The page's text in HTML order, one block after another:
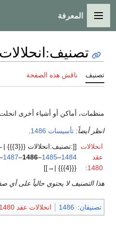
القائمة الرئيسية
المعرفة
تصنيف:انحلالات 1486
تصنيف ناقش هذه الصفحة
منظمات، أماكن أو أشياء أخرى
انظر أيضاً: تأسيسات 1486
انحلالات
عقد
1480
:
[[:تصنيف:انحلالات {{{3}}} |←]]
1484
–
1485
–
1486
–
1487
{{{4}}} |→]]
هذا التصنيف لا يحتوي حالياً على أي
تصنيفان:
1486 انحلالات عقد 1480